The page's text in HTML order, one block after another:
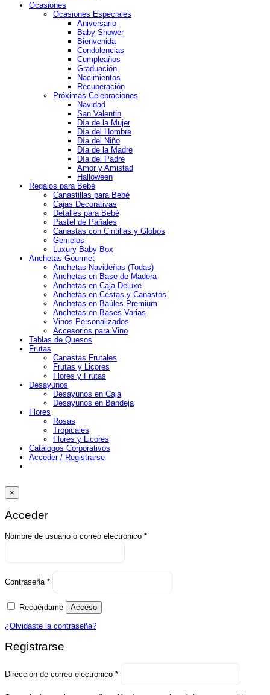
Ocasiones
Ocasiones Especiales
Aniversario
Baby Shower
Bienvenida
Condolencias
Cumpleaños
Graduación
Nacimientos
Recuperación
Próximas Celebraciones
Navidad
San Valentin
Día de la Mujer
Día del Hombre
Día del Niño
Día de la Madre
Día del Padre
Amor y Amistad
Halloween
Regalos para Bebé
Canastillas para Bebé
Cajas Decorativas
Detalles para Bebé
Pastel de Pañales
Canastas con Cintillas y Globos
Gemelos
Luxury Baby Box
Anchetas Gourmet
Anchetas Navideñas (Todas)
Anchetas en Base de Madera
Anchetas en Caja Deluxe
Anchetas en Cestas y Canastos
Anchetas en Baúles Premium
Anchetas en Bases Varias
Vinos Personalizados
Accesorios para Vino
Tablas de Quesos
Frutas
Canastas Frutales
Frutas y Licores
Flores y Frutas
Desayunos
Desayunos en Caja
Desayunos en Bandeja
Flores
Rosas
Tropicales
Flores y Licores
Catálogos Corporativos
Acceder / Registrarse
×
Acceder
Nombre de usuario o correo electrónico *Obligatorio
Contraseña *
Obligatorio
Recuérdame Acceso
¿Olvidaste la contraseña?
Registrarse
Dirección de correo electrónico *
Obligatorio